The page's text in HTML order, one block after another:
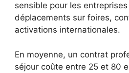
sensible pour les
déplacements sur foires,
activations internationales.
En moyenne, un contrat
séjour coûte entre 25 et 80